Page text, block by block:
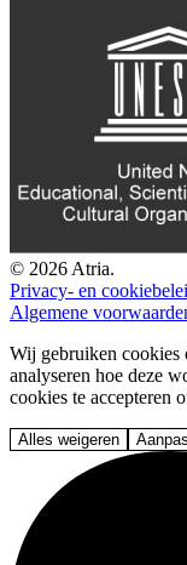
© 2026 Atria.
Privacy- en
Algemene
Wij gebruiken cookies
analyseren hoe deze
cookies te accepteren
Alles weigeren